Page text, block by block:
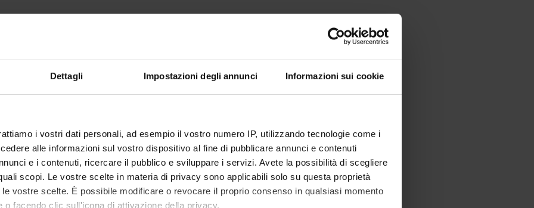
Dettagli Impostazioni degli annunci Informazioni sui cookie
i vostri dati personali, ad esempio il vostro numero IP, utilizzando tecnologie come i
alle informazioni sul vostro dispositivo al fine di pubblicare annunci e contenuti
e i contenuti, ricercare il pubblico e sviluppare i servizi. Avete la possibilità di scegliere
scopi. Le vostre scelte in materia di privacy sono applicabili solo su questa proprietà
vostre scelte. È possibile modificare o revocare il proprio consenso in qualsiasi momento
o facendo clic sull'icona di attivazione della privacy.
con il docente (giovannibattista.tornielli@univr.it)